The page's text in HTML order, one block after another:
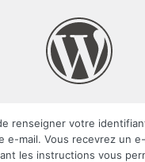
renseigner votre
e-mail. Vous recevrez un
les instructions vous